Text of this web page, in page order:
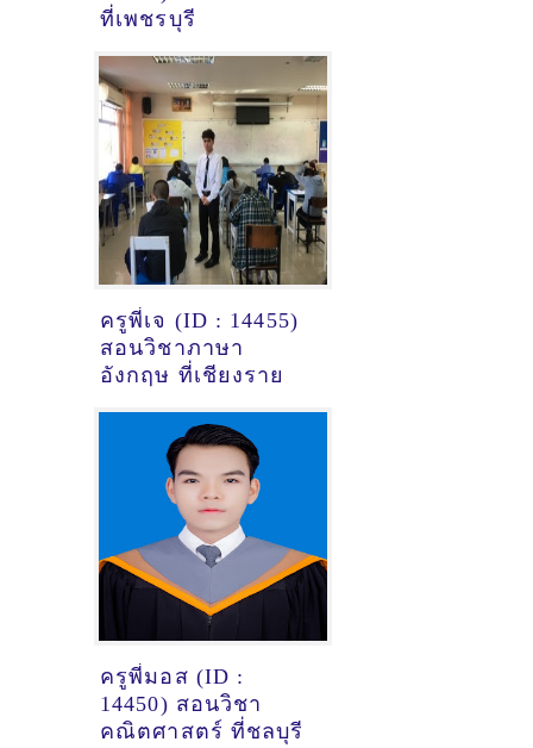
ที่เพชรบุรี
ครูพี่เจ (ID : 14455)
สอนวิชาภาษา
อังกฤษ ที่เชียงราย
ครูพี่มอส (ID :
14450) สอนวิชา
คณิตศาสตร์ ที่ชลบุรี